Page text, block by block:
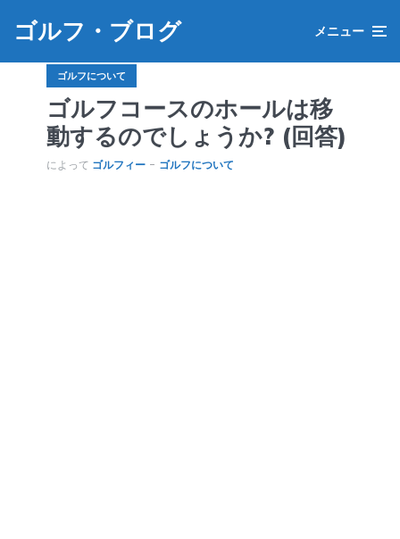
ゴルフ・ブログ メニュー
ゴルフについて
ゴルフコースのホールは移
動するのでしょうか? (回答)
によって ゴルフィー ゴルフについて